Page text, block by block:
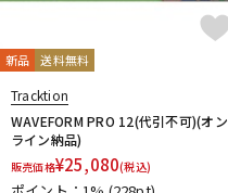
新品 送料無料
Tracktion
WAVEFORM PRO 12(代引不可)(オン
ライン納品)
販売価格¥25,080(税込)